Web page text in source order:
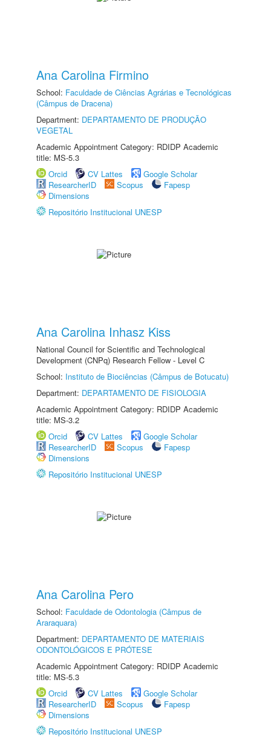
Ana Carolina Firmino
School: Faculdade de Ciências Agrárias e Tecnológicas
(Câmpus de Dracena)
Department: DEPARTAMENTO DE PRODUÇÃO
VEGETAL
Academic Appointment Category: RDIDP Academic
title: MS-5.3
Orcid
CV Lattes
Google Scholar
ResearcherID
Scopus
Fapesp
Dimensions
Repositório Institucional UNESP
Ana Carolina Inhasz Kiss
National Council for Scientific and Technological
Development (CNPq) Research Fellow - Level C
School: Instituto de Biociências (Câmpus de Botucatu)
Department: DEPARTAMENTO DE FISIOLOGIA
Academic Appointment Category: RDIDP Academic
title: MS-3.2
Orcid
CV Lattes
Google Scholar
ResearcherID
Scopus
Fapesp
Dimensions
Repositório Institucional UNESP
Ana Carolina Pero
School: Faculdade de Odontologia (Câmpus de
Araraquara)
Department: DEPARTAMENTO DE MATERIAIS
ODONTOLÓGICOS E PRÓTESE
Academic Appointment Category: RDIDP Academic
title: MS-5.3
Orcid
CV Lattes
Google Scholar
ResearcherID
Scopus
Fapesp
Dimensions
Repositório Institucional UNESP